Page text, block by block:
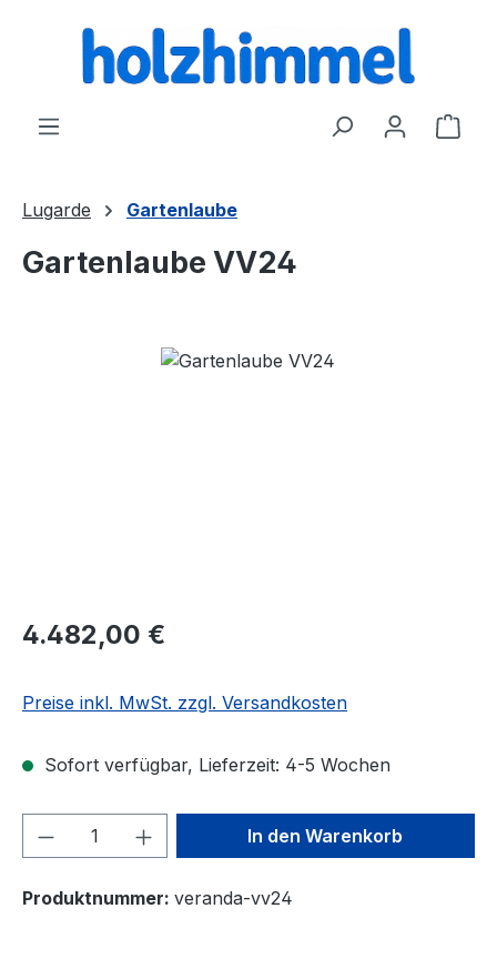
springen
Lugarde Gartenlaube
Gartenlaube VV24
Bildergalerie überspringen
4.482,00 €
Preise inkl. MwSt. zzgl. Versandkosten
Sofort verfügbar, Lieferzeit: 4-5 Wochen
Produkt Anzahl: Gib denIn den Warenkorb
Produktnummer: veranda-vv24